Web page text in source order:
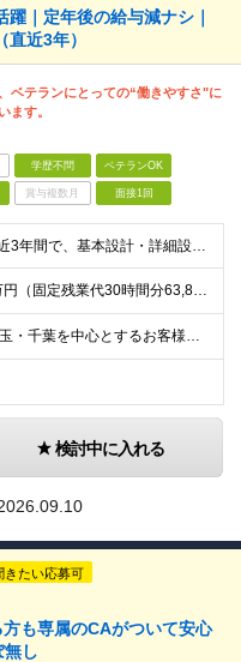
｜定年後の給与減ナシ｜
近3年）
ベテランにとっての“働きやすさ"に
ます。
学歴不問 ベテランOK
賞与複数月 面接1回
【必須経験】 ●直近3年間で、基本設計・詳細設計・開発いずれかの工程を担当した経験 ●以下いずれかの言語を用いた開発経験 ・Java：何らかのDB・フレームワーク・batch経験 ・Python：
月給35万円～70万円（固定残業代30時間分63,869円～を含む）+賞与年1回 ※30時間を超える分は別途支給します ●これまでのご経験・スキル・前職給与をできる限り考慮します ●待機期間も給与を
東京・神奈川・埼玉・千葉を中心とするお客様先での勤務 ★引っ越しを伴う転勤はありません ■プロジェクト先例 品川、新宿、渋谷、秋葉原、大手町、有楽町、新橋、浜松町、幕張、大宮、横浜、川崎など ■
検討中に入れる
きたい応募可
も専属のCAがついて安心
無し